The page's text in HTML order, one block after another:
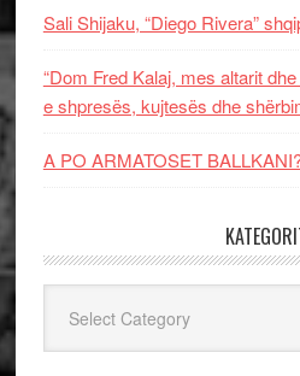
Sali Shijaku, “Diego Rivera”
“Dom Fred Kalaj, mes altarit
e shpresës, kujtesës dhe
A PO ARMATOSET